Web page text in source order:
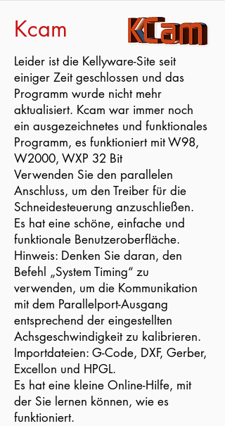
Kcam
Leider ist die Kellyware-Site seit
einiger Zeit geschlossen und das
Programm wurde nicht mehr
aktualisiert. Kcam war immer noch
ein ausgezeichnetes und funktionales
Programm, es funktioniert mit W98,
W2000, WXP 32 Bit
Verwenden Sie den parallelen
Anschluss, um den Treiber für die
Schneidesteuerung anzuschließen.
Es hat eine schöne, einfache und
funktionale Benutzeroberfläche.
Hinweis: Denken Sie daran, den
Befehl „System Timing“ zu
verwenden, um die Kommunikation
mit dem Parallelport-Ausgang
entsprechend der eingestellten
Achsgeschwindigkeit zu kalibrieren.
Importdateien: G-Code, DXF, Gerber,
Excellon und HPGL.
Es hat eine kleine Online-Hilfe, mit
der Sie lernen können, wie es
funktioniert.